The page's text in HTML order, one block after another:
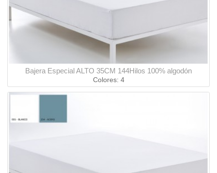
Bajera Especial ALTO 35CM 144Hilos 100% algodón
Colores: 4